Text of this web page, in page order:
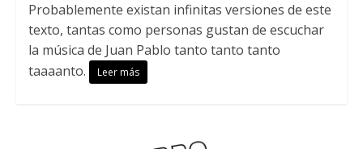
Probablemente existan infinitas versiones de este
texto, tantas como personas gustan de escuchar
la música de Juan Pablo tanto tanto tanto
taaaanto.
Leer más